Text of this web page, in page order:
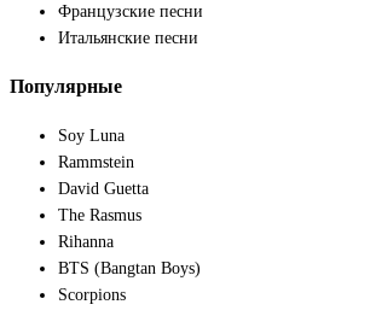
Французские песни
Итальянские песни
Популярные
Soy Luna
Rammstein
David Guetta
The Rasmus
Rihanna
BTS (Bangtan Boys)
Scorpions